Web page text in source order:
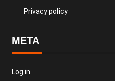
Privacy policy
META
Log in